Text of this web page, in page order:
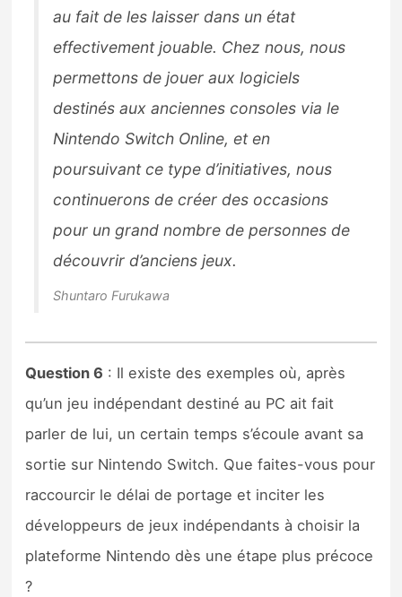
au fait de les laisser dans un état
effectivement jouable. Chez nous, nous
permettons de jouer aux logiciels
destinés aux anciennes consoles via le
Nintendo Switch Online, et en
poursuivant ce type d’initiatives, nous
continuerons de créer des occasions
pour un grand nombre de personnes de
découvrir d’anciens jeux.
Shuntaro Furukawa
Question 6 : Il existe des exemples où, après
qu’un jeu indépendant destiné au PC ait fait
parler de lui, un certain temps s’écoule avant sa
sortie sur Nintendo Switch. Que faites-vous pour
raccourcir le délai de portage et inciter les
développeurs de jeux indépendants à choisir la
plateforme Nintendo dès une étape plus précoce
?